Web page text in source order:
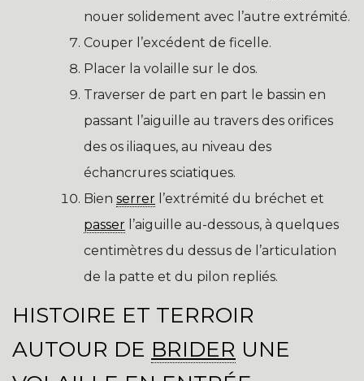
nouer solidement avec l’autre extrémité.
Couper l’excédent de ficelle.
Placer la volaille sur le dos.
Traverser de part en part le bassin en
passant l’aiguille au travers des orifices
des os iliaques, au niveau des
échancrures sciatiques.
Bien serrer l’extrémité du bréchet et
passer l’aiguille au-dessous, à quelques
centimètres du dessus de l’articulation
de la patte et du pilon repliés.
HISTOIRE ET TERROIR
AUTOUR DE BRIDER UNE